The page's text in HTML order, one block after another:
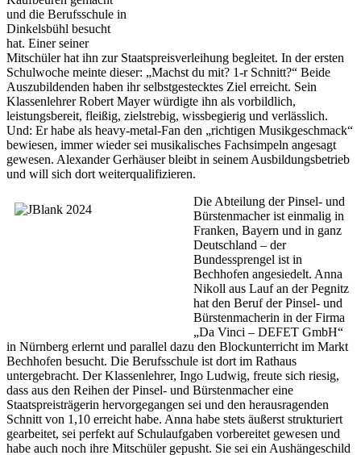
und die Berufsschule in
Dinkelsbühl besucht
hat. Einer seiner
Mitschüler hat ihn zur Staatspreisverleihung begleitet. In der ersten
Schulwoche meinte dieser: „Machst du mit? 1-r Schnitt?“ Beide
Auszubildenden haben ihr selbstgestecktes Ziel erreicht. Sein
Klassenlehrer Robert Mayer würdigte ihn als vorbildlich,
leistungsbereit, fleißig, zielstrebig, wissbegierig und verlässlich.
Und: Er habe als heavy-metal-Fan den „richtigen Musikgeschmack“
bewiesen, immer wieder sei musikalisches Fachsimpeln angesagt
gewesen. Alexander Gerhäuser bleibt in seinem Ausbildungsbetrieb
und will sich dort weiterqualifizieren.
Die Abteilung der Pinsel- und
Bürstenmacher ist einmalig in
Franken, Bayern und in ganz
Deutschland – der
Bundessprengel ist in
Bechhofen angesiedelt. Anna
Nikoll aus Lauf an der Pegnitz
hat den Beruf der Pinsel- und
Bürstenmacherin in der Firma
„Da Vinci – DEFET GmbH“
in Nürnberg erlernt und parallel dazu den Blockunterricht im Markt
Bechhofen besucht. Die Berufsschule ist dort im Rathaus
untergebracht. Der Klassenlehrer, Ingo Ludwig, freute sich riesig,
dass aus den Reihen der Pinsel- und Bürstenmacher eine
Staatspreisträgerin hervorgegangen sei und den herausragenden
Schnitt von 1,10 erreicht habe. Anna habe stets äußerst strukturiert
gearbeitet, sei perfekt auf Schulaufgaben vorbereitet gewesen und
habe auch noch ihre Mitschüler gepusht. Sie sei ein Aushängeschild